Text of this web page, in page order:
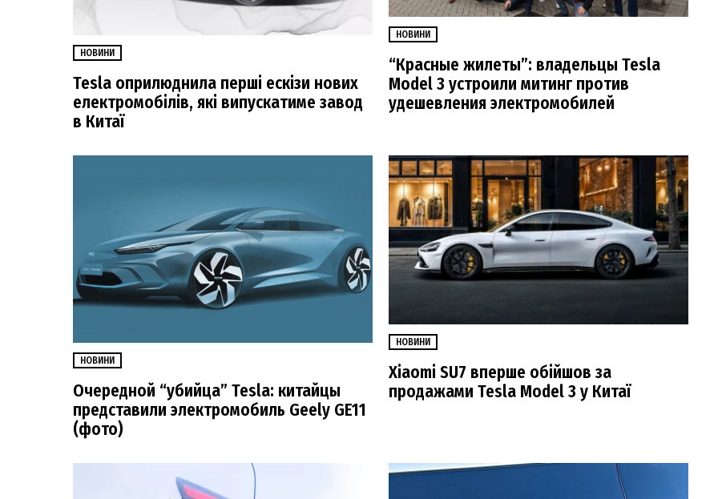
НОВИНИ
Tesla оприлюднила перші ескізи нових
електромобілів, які випускатиме завод
в Китаї
НОВИНИ
“Красные жилеты”: владельцы Tesla
Model 3 устроили митинг против
удешевления электромобилей
НОВИНИ
Очередной “убийца” Tesla: китайцы
представили электромобиль Geely GE11
(фото)
НОВИНИ
Xiaomi SU7 вперше обійшов за
продажами Tesla Model 3 у Китаї